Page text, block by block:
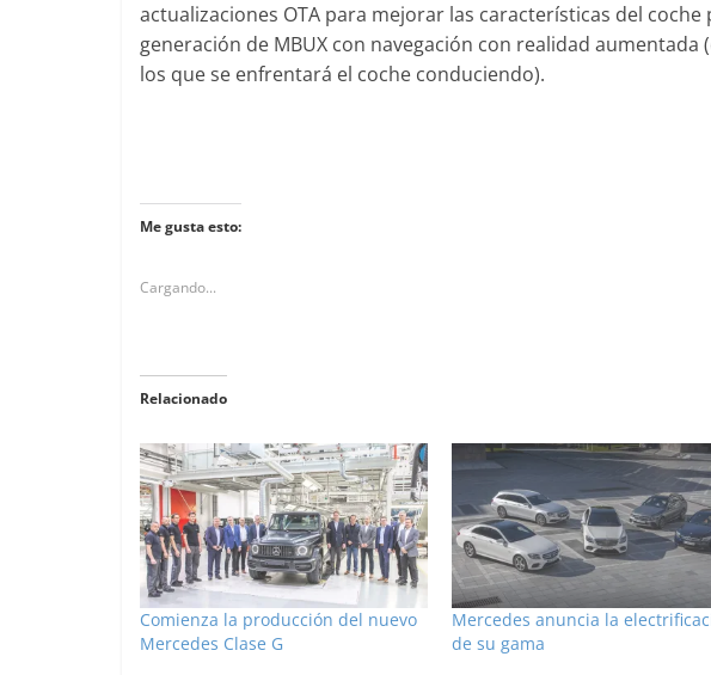
actualizaciones OTA para mejorar las características del
generación de MBUX con navegación con realidad
los que se enfrentará el coche conduciendo).
Me gusta esto:
Cargando...
Relacionado
Comienza la producción del nuevo
Mercedes Clase G
Mercedes anuncia la
de su gama